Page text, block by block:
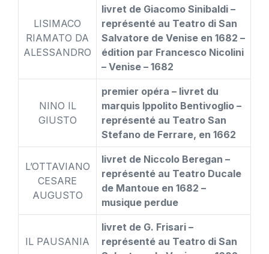
LISIMACO
RIAMATO DA
ALESSANDRO
livret de Giacomo Sinibaldi –
représenté au Teatro di San
Salvatore de Venise en 1682 –
édition par Francesco Nicolini
– Venise – 1682
NINO IL
GIUSTO
premier opéra – livret du
marquis Ippolito Bentivoglio –
représenté au Teatro San
Stefano de Ferrare, en 1662
L’OTTAVIANO
CESARE
AUGUSTO
livret de Niccolo Beregan –
représenté au Teatro Ducale
de Mantoue en 1682 –
musique perdue
IL PAUSANIA
livret de G. Frisari –
représenté au Teatro di San